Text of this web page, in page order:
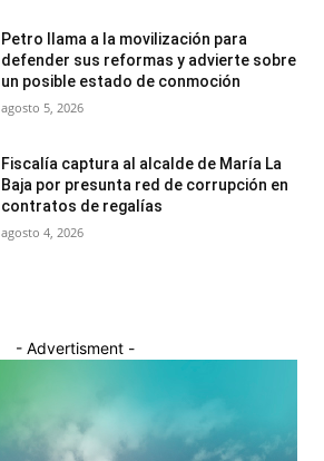
Petro llama a la movilización para
defender sus reformas y advierte sobre
un posible estado de conmoción
agosto 5, 2026
Fiscalía captura al alcalde de María La
Baja por presunta red de corrupción en
contratos de regalías
agosto 4, 2026
- Advertisment -